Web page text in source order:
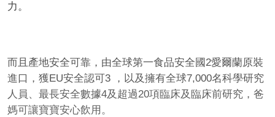
力。
而且產地安全可靠，由全球第一食品安全國2愛爾蘭原裝
進口，獲EU安全認可3 ，以及擁有全球7,000名科學研究
人員、最長安全數據4及超過20項臨床及臨床前研究，爸
媽可讓寶寶安心飲用。